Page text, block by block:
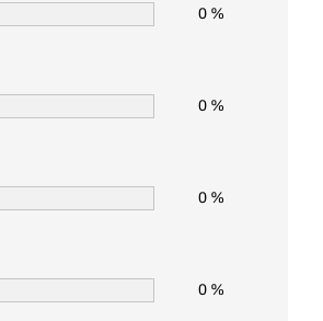
0 %
0 %
0 %
0 %